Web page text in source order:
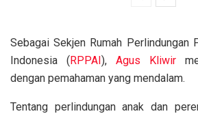
Sebagai Sekjen Rumah Perlindungan
Indonesia (RPPAI), Agus Kliwir
dengan pemahaman yang mendalam.
Tentang perlindungan anak dan